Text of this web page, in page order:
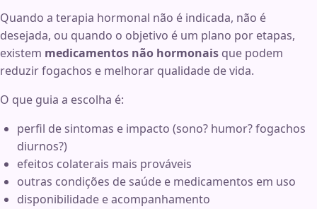
Quando a terapia hormonal não é indicada, não é
desejada, ou quando o objetivo é um plano por etapas,
existem medicamentos não hormonais que podem
reduzir fogachos e melhorar qualidade de vida.
O que guia a escolha é:
perfil de sintomas e impacto (sono? humor? fogachos
diurnos?)
efeitos colaterais mais prováveis
outras condições de saúde e medicamentos em uso
disponibilidade e acompanhamento